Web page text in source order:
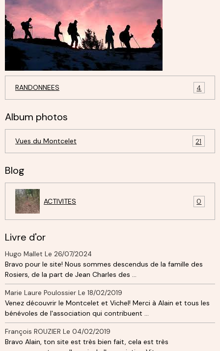
RANDONNEES 4
Album photos
Vues du Montcelet 21
Blog
ACTIVITES 0
Livre d'or
Hugo Mallet Le 26/07/2024
Bravo pour le site! Nous sommes descendus de la famille des
Rosiers, de la part de Jean Charles des ...
Marie Laure Poulossier Le 18/02/2019
Venez découvrir le Montcelet et Vichel! Merci à Alain et tous les
bénévoles de l'association qui contribuent ...
François ROUZIER Le 04/02/2019
Bravo Alain, ton site est très bien fait, cela est très